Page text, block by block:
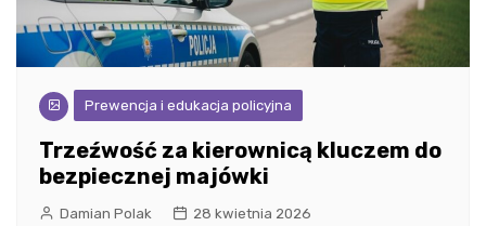
Prewencja i edukacja policyjna
Trzeźwość za kierownicą kluczem do
bezpiecznej majówki
Damian Polak 28 kwietnia 2026